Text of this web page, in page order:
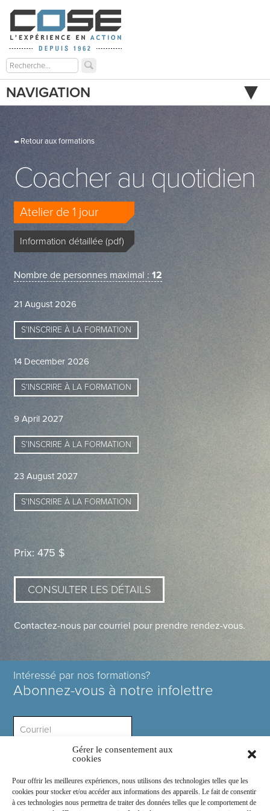
Gérer le consentement aux
cookies
Pour offrir les meilleures expériences, nous utilisons des technologies telles que les
cookies pour stocker et/ou accéder aux informations des appareils. Le fait de consentir
à ces technologies nous permettra de traiter des données telles que le comportement de
NAVIGATION
Retour aux formations
Coacher au quotidien
Atelier de 1 jour
Information détaillée (pdf)
Nombre de personnes maximal : 12
21 August 2026
S'INSCRIRE À LA FORMATION
14 December 2026
S'INSCRIRE À LA FORMATION
9 April 2027
S'INSCRIRE À LA FORMATION
23 August 2027
S'INSCRIRE À LA FORMATION
Prix: 475 $
CONSULTER LES DÉTAILS
Contactez-nous par courriel pour prendre rendez-vous.
Intéressé par nos formations?
Abonnez-vous à notre infolettre